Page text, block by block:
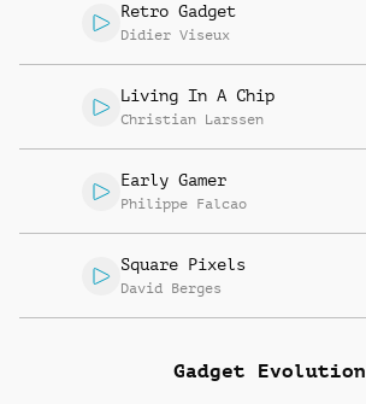
Retro Gadget
Didier Viseux
Living In A Chip
Christian Larssen
Early Gamer
Philippe Falcao
Square Pixels
David Berges
Gadget Evolution